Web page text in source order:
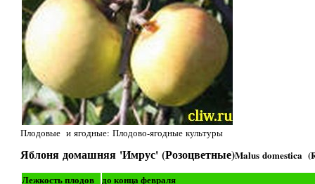
Плодовые и ягодные: Плодово-ягодные культуры
Яблоня домашняя 'Имрус' (Розоцветные)Malus domestica
Лежкость плодов
до конца февраля